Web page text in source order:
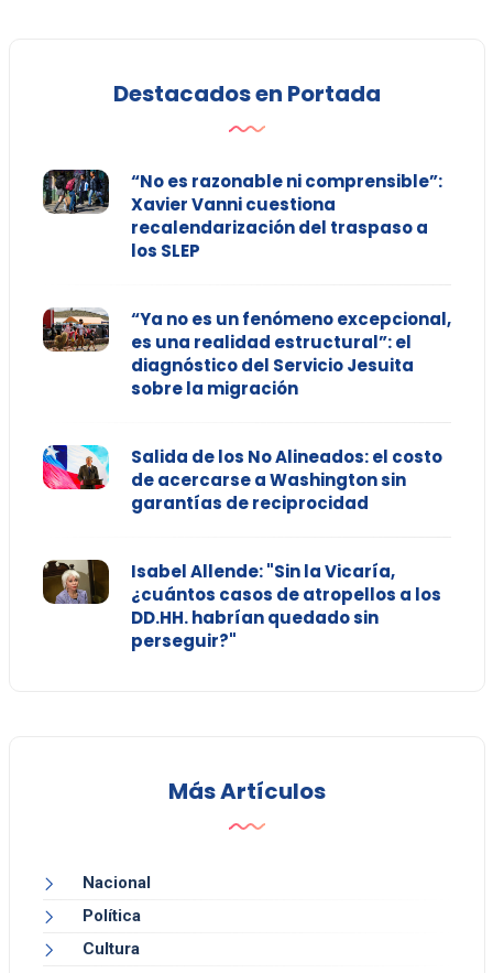
Destacados en Portada
“No es razonable ni comprensible”:
Xavier Vanni cuestiona
recalendarización del traspaso a
los SLEP
“Ya no es un fenómeno excepcional,
es una realidad estructural”: el
diagnóstico del Servicio Jesuita
sobre la migración
Salida de los No Alineados: el costo
de acercarse a Washington sin
garantías de reciprocidad
Isabel Allende: "Sin la Vicaría,
¿cuántos casos de atropellos a los
DD.HH. habrían quedado sin
perseguir?"
Más Artículos
Nacional
Política
Cultura